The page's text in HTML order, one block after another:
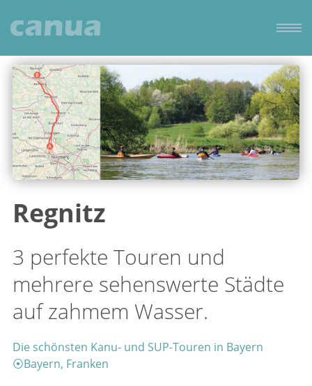
Regnitz
3 perfekte Touren und
mehrere sehenswerte Städte
auf zahmem Wasser.
Die schönsten Kanu- und SUP-Touren in Bayern
⦿Bayern, Franken